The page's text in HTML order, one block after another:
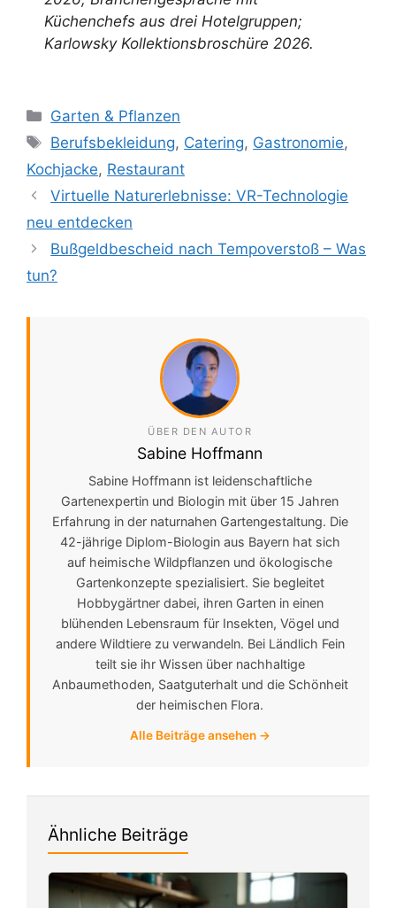
Küchenchefs aus drei Hotelgruppen;
Karlowsky Kollektionsbroschüre 2026.
Kategorien
Garten & Pflanzen
Schlagwörter
Berufsbekleidung, Catering, Gastronomie,
Kochjacke, Restaurant
Virtuelle Naturerlebnisse: VR-Technologie
neu entdecken
Bußgeldbescheid nach Tempoverstoß – Was
tun?
ÜBER DEN AUTOR
Sabine Hoffmann
Sabine Hoffmann ist leidenschaftliche
Gartenexpertin und Biologin mit über 15 Jahren
Erfahrung in der naturnahen Gartengestaltung. Die
42-jährige Diplom-Biologin aus Bayern hat sich
auf heimische Wildpflanzen und ökologische
Gartenkonzepte spezialisiert. Sie begleitet
Hobbygärtner dabei, ihren Garten in einen
blühenden Lebensraum für Insekten, Vögel und
andere Wildtiere zu verwandeln. Bei Ländlich Fein
teilt sie ihr Wissen über nachhaltige
Anbaumethoden, Saatguterhalt und die Schönheit
der heimischen Flora.
Alle Beiträge ansehen →
Ähnliche Beiträge